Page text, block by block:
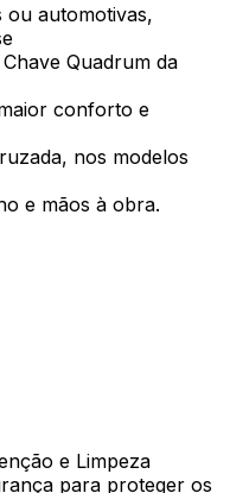
ou automotivas,
Quadrum da
conforto e
nos modelos
e mãos à obra.
e Limpeza
para proteger os